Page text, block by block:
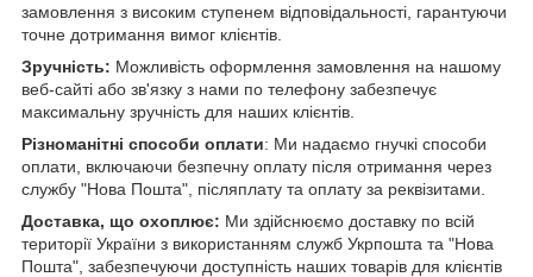
замовлення з високим ступенем відповідальності, гарантуючи
точне дотримання вимог клієнтів.
Зручність: Можливість оформлення замовлення на нашому
веб-сайті або зв'язку з нами по телефону забезпечує
максимальну зручність для наших клієнтів.
Різноманітні способи оплати: Ми надаємо гнучкі способи
оплати, включаючи безпечну оплату після отримання через
службу "Нова Пошта", післяплату та оплату за реквізитами.
Доставка, що охоплює: Ми здійснюємо доставку по всій
території України з використанням служб Укрпошта та "Нова
Пошта", забезпечуючи доступність наших товарів для клієнтів